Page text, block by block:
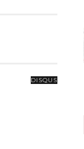
DISQUS